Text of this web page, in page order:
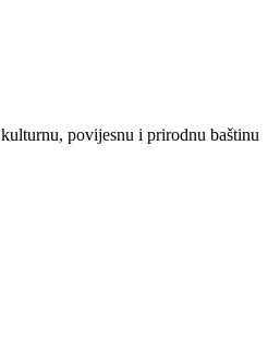
povijesnu i prirodnu baštinu